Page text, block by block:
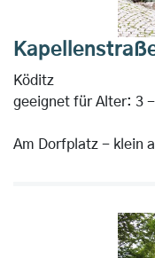
Köditz
geeignet für Alter: 3
Am Dorfplatz - klein